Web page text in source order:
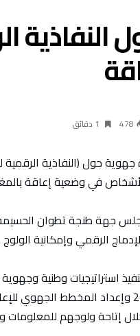
النفاذية
478 1 ‫دقائق‬
حول (النفاذية
في وضعية إعاقة
مجلس جهة طنجة تطوان
الإدماج الرقمي وإمكانية
استراتيجيات وطنية
إتاحة ولوجهم للمعلومات و